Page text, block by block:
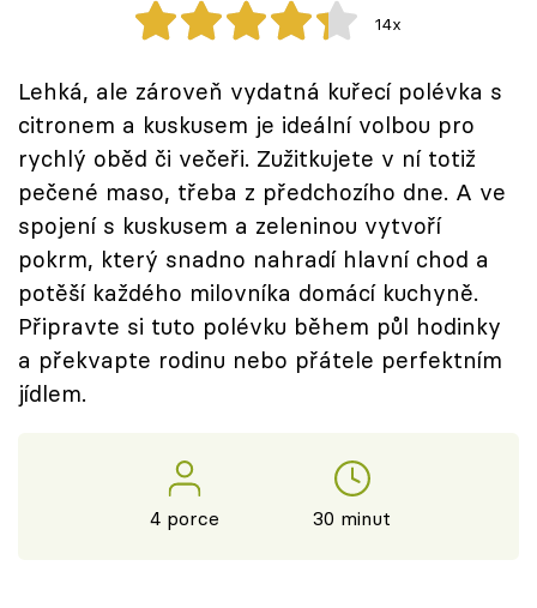
Sledujte nás
14x
Lehká, ale zároveň vydatná kuřecí polévka s
citronem a kuskusem je ideální volbou pro
rychlý oběd či večeři. Zužitkujete v ní totiž
pečené maso, třeba z předchozího dne. A ve
spojení s kuskusem a zeleninou vytvoří
pokrm, který snadno nahradí hlavní chod a
potěší každého milovníka domácí kuchyně.
Připravte si tuto polévku během půl hodinky
a překvapte rodinu nebo přátele perfektním
jídlem.
4 porce 30 minut